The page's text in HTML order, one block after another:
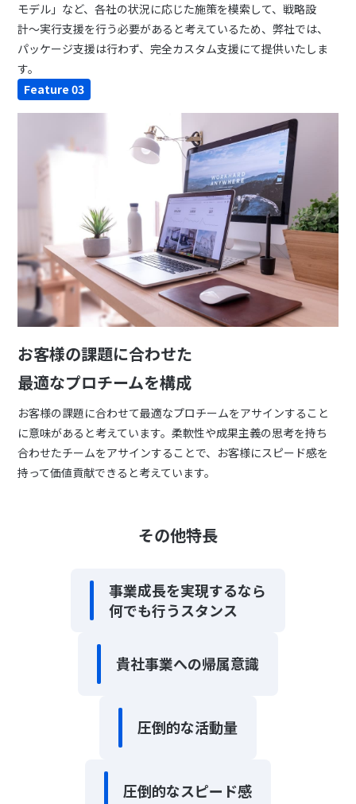
モデル」など、各社の状況に応じた施策を模索して、戦略設
計〜実行支援を行う必要があると考えているため、弊社では、
パッケージ支援は行わず、完全カスタム支援にて提供いたしま
す。
Feature 03
お客様の課題に合わせた
最適なプロチームを構成
お客様の課題に合わせて最適なプロチームをアサインすること
に意味があると考えています。柔軟性や成果主義の思考を持ち
合わせたチームをアサインすることで、お客様にスピード感を
持って価値貢献できると考えています。
その他特長
事業成長を実現するなら
何でも行うスタンス
貴社事業への帰属意識
圧倒的な活動量
圧倒的なスピード感